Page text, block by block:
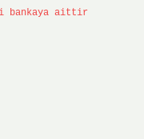
bankaya aittir